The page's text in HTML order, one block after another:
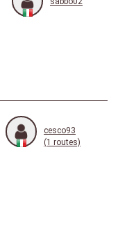
cesco93
(1 routes)